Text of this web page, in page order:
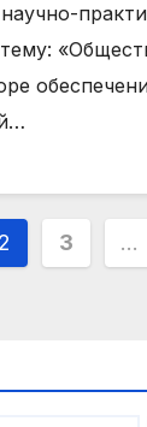
2 3 …